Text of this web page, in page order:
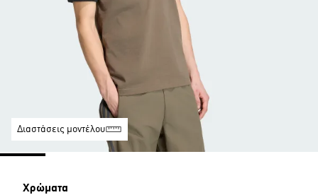
Διαστάσεις μοντέλου
Χρώματα